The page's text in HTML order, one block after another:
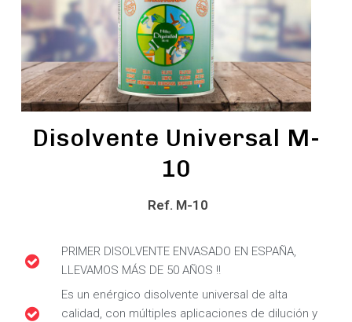
Disolvente Universal M-
10
Ref. M-10
PRIMER DISOLVENTE ENVASADO EN ESPAÑA,
LLEVAMOS MÁS DE 50 AÑOS !!
Es un enérgico disolvente universal de alta
calidad, con múltiples aplicaciones de dilución y